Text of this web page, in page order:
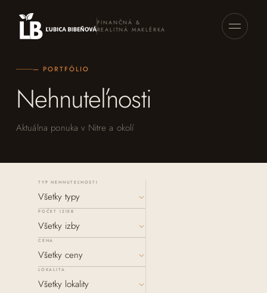
FINANČNÁ &
REALITNÁ MAKLÉRKA
— PORTFÓLIO
Nehnuteľnosti
Aktuálna ponuka v Nitre a okolí
TYP NEHNUTEĽNOSTI
POČET IZIEB
CENA
LOKALITA